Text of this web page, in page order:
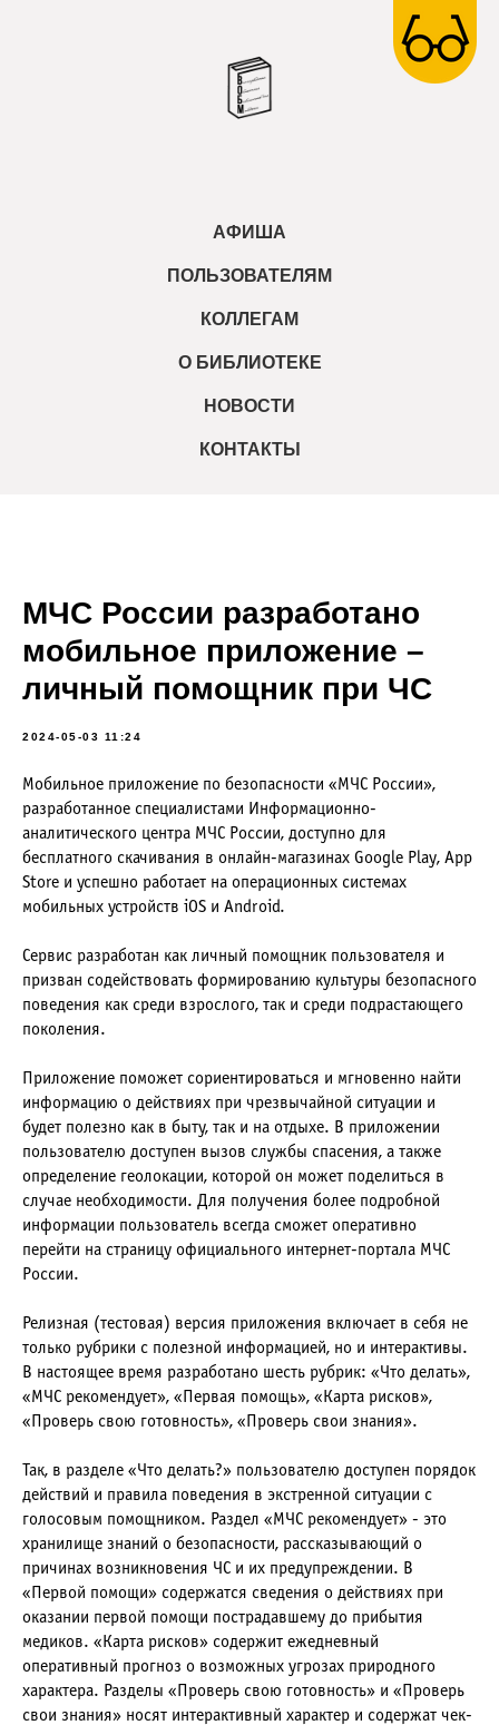
АФИША
ПОЛЬЗОВАТЕЛЯМ
КОЛЛЕГАМ
О БИБЛИОТЕКЕ
НОВОСТИ
КОНТАКТЫ
МЧС России разработано
мобильное приложение –
личный помощник при ЧС
2024-05-03 11:24
Мобильное приложение по безопасности «МЧС России»,
разработанное специалистами Информационно-
аналитического центра МЧС России, доступно для
бесплатного скачивания в онлайн-магазинах Google Play, App
Store и успешно работает на операционных системах
мобильных устройств iOS и Android.
Сервис разработан как личный помощник пользователя и
призван содействовать формированию культуры безопасного
поведения как среди взрослого, так и среди подрастающего
поколения.
Приложение поможет сориентироваться и мгновенно найти
информацию о действиях при чрезвычайной ситуации и
будет полезно как в быту, так и на отдыхе. В приложении
пользователю доступен вызов службы спасения, а также
определение геолокации, которой он может поделиться в
случае необходимости. Для получения более подробной
информации пользователь всегда сможет оперативно
перейти на страницу официального интернет-портала МЧС
России.
Релизная (тестовая) версия приложения включает в себя не
только рубрики с полезной информацией, но и интерактивы.
В настоящее время разработано шесть рубрик: «Что делать»,
«МЧС рекомендует», «Первая помощь», «Карта рисков»,
«Проверь свою готовность», «Проверь свои знания».
Так, в разделе «Что делать?» пользователю доступен порядок
действий и правила поведения в экстренной ситуации с
голосовым помощником. Раздел «МЧС рекомендует» - это
хранилище знаний о безопасности, рассказывающий о
причинах возникновения ЧС и их предупреждении. В
«Первой помощи» содержатся сведения о действиях при
оказании первой помощи пострадавшему до прибытия
медиков. «Карта рисков» содержит ежедневный
оперативный прогноз о возможных угрозах природного
характера. Разделы «Проверь свою готовность» и «Проверь
свои знания» носят интерактивный характер и содержат чек-